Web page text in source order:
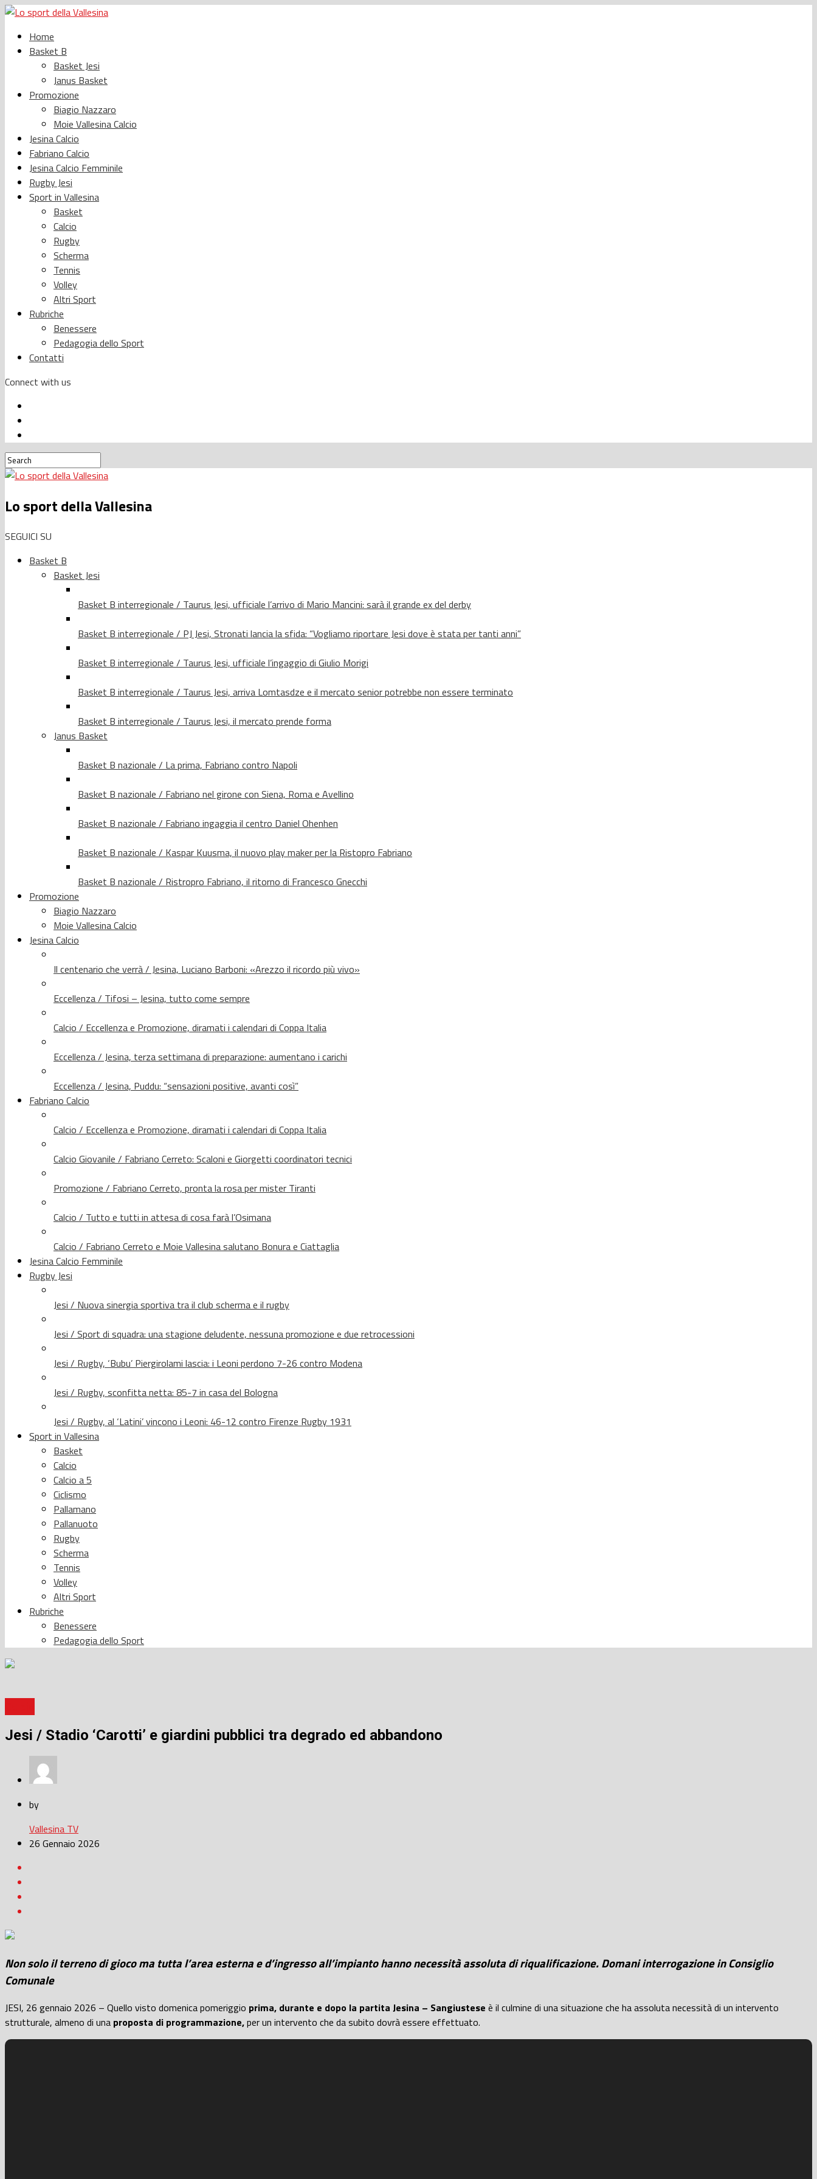
Home
Basket B
Basket Jesi
Janus Basket
Promozione
Biagio Nazzaro
Moie Vallesina Calcio
Jesina Calcio
Fabriano Calcio
Jesina Calcio Femminile
Rugby Jesi
Sport in Vallesina
Basket
Calcio
Rugby
Scherma
Tennis
Volley
Altri Sport
Rubriche
Benessere
Pedagogia dello Sport
Contatti
Connect with us
Lo sport della Vallesina
SEGUICI SU
Basket B
Basket Jesi
Basket B interregionale / Taurus Jesi, ufficiale l’arrivo di Mario Mancini: sarà il grande ex del derby
Basket B interregionale / PJ Jesi, Stronati lancia la sfida: “Vogliamo riportare Jesi dove è stata per tanti anni”
Basket B interregionale / Taurus Jesi, ufficiale l’ingaggio di Giulio Morigi
Basket B interregionale / Taurus Jesi, arriva Lomtasdze e il mercato senior potrebbe non essere terminato
Basket B interregionale / Taurus Jesi, il mercato prende forma
Janus Basket
Basket B nazionale / La prima, Fabriano contro Napoli
Basket B nazionale / Fabriano nel girone con Siena, Roma e Avellino
Basket B nazionale / Fabriano ingaggia il centro Daniel Ohenhen
Basket B nazionale / Kaspar Kuusma, il nuovo play maker per la Ristopro Fabriano
Basket B nazionale / Ristropro Fabriano, il ritorno di Francesco Gnecchi
Promozione
Biagio Nazzaro
Moie Vallesina Calcio
Jesina Calcio
Il centenario che verrà / Jesina, Luciano Barboni: «Arezzo il ricordo più vivo»
Eccellenza / Tifosi – Jesina, tutto come sempre
Calcio / Eccellenza e Promozione, diramati i calendari di Coppa Italia
Eccellenza / Jesina, terza settimana di preparazione: aumentano i carichi
Eccellenza / Jesina, Puddu: “sensazioni positive, avanti così”
Fabriano Calcio
Calcio / Eccellenza e Promozione, diramati i calendari di Coppa Italia
Calcio Giovanile / Fabriano Cerreto: Scaloni e Giorgetti coordinatori tecnici
Promozione / Fabriano Cerreto, pronta la rosa per mister Tiranti
Calcio / Tutto e tutti in attesa di cosa farà l’Osimana
Calcio / Fabriano Cerreto e Moie Vallesina salutano Bonura e Ciattaglia
Jesina Calcio Femminile
Rugby Jesi
Jesi / Nuova sinergia sportiva tra il club scherma e il rugby
Jesi / Sport di squadra: una stagione deludente, nessuna promozione e due retrocessioni
Jesi / Rugby, ‘Bubu’ Piergirolami lascia: i Leoni perdono 7-26 contro Modena
Jesi / Rugby, sconfitta netta: 85-7 in casa del Bologna
Jesi / Rugby, al ‘Latini’ vincono i Leoni: 46-12 contro Firenze Rugby 1931
Sport in Vallesina
Basket
Calcio
Calcio a 5
Ciclismo
Pallamano
Pallanuoto
Rugby
Scherma
Tennis
Volley
Altri Sport
Rubriche
Benessere
Pedagogia dello Sport
Jesi / Stadio ‘Carotti’ e giardini pubblici tra degrado ed abbandono
by
Vallesina TV
26 Gennaio 2026
Non solo il terreno di gioco ma tutta l’area esterna e d’ingresso all’impianto hanno necessità assoluta di riqualificazione. Domani interrogazione in Consiglio
Comunale
JESI, 26 gennaio 2026 – Quello visto domenica pomeriggio prima, durante e dopo la partita Jesina – Sangiustese è il culmine di una situazione che ha assoluta necessità di un intervento
strutturale, almeno di una proposta di programmazione,per un intervento che da subito dovrà essere effettuato.